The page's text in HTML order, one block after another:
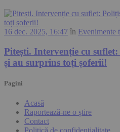
16 dec. 2025, 16:47 în Evenimente
Pitești. Intervenție cu
și au surprins toți șoferii!
Pagini
Acasă
Raportează-ne o știre
Contact
Politică de confidențialitate